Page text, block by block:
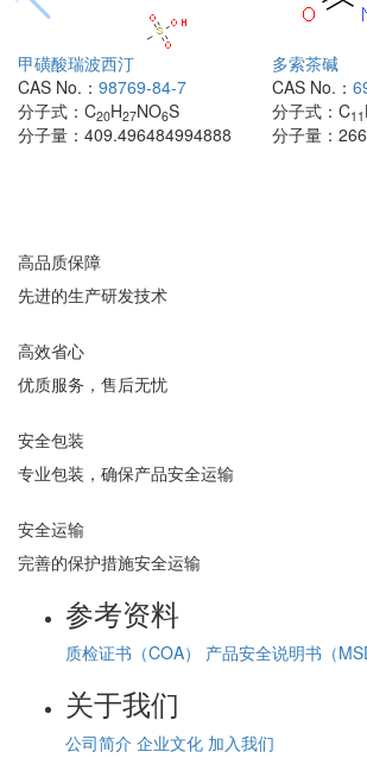
甲磺酸瑞波西汀
CAS No.： 98769-84-7
分子式： C20H27NO6S
分子量： 409.496484994888
多索茶碱
CAS No.：
分子式： C11
分子量：
高品质保障
先进的生产研发技术
高效省心
优质服务，售后无忧
安全包装
专业包装，确保产品安全运输
安全运输
完善的保护措施安全运输
参考资料
质检证书（COA） 产品安全说明书（
关于我们
公司简介 企业文化 加入我们